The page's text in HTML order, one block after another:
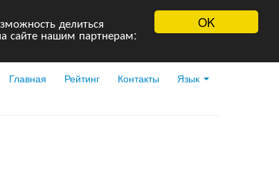
OK
делиться
сайте нашим партнерам:
Главная Рейтинг Контакты Язык